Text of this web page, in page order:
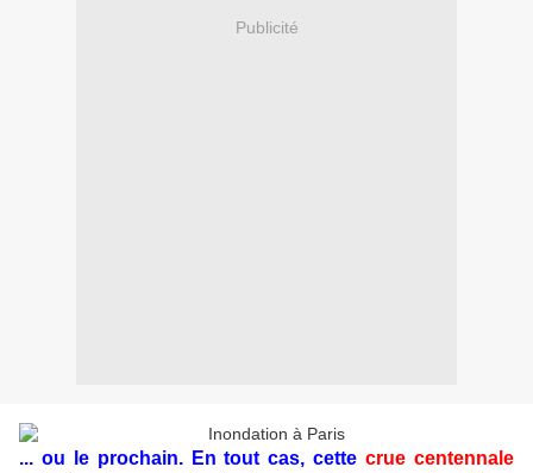
Publicité
... ou le prochain. En tout cas, cettecrue centennale